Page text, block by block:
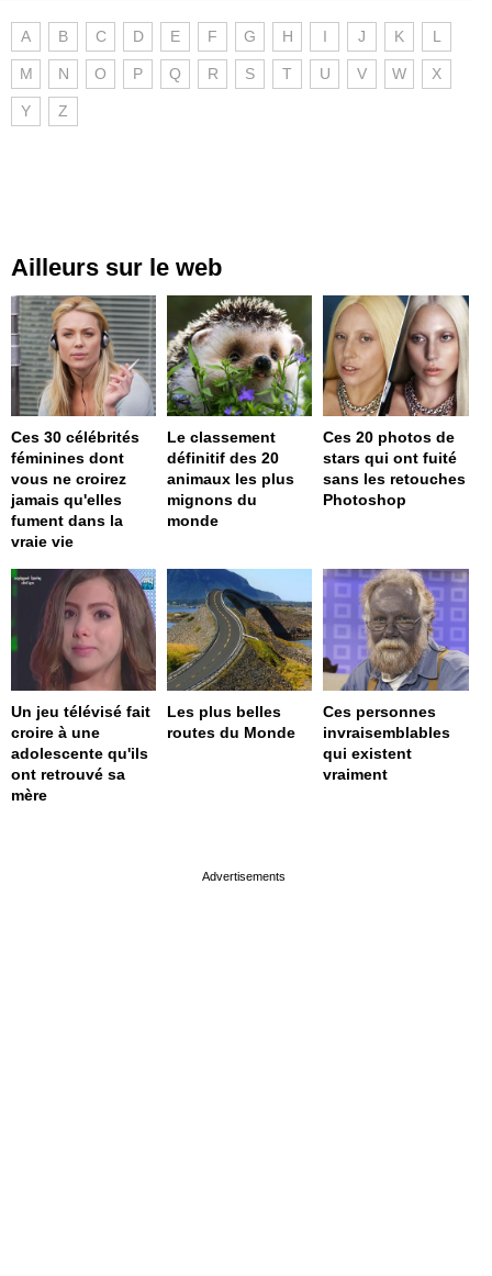
A B C D E F G H I J K L
M N O P Q R S T U V W X
Y Z
Ailleurs sur le web
Ces 30 célébrités
féminines dont
vous ne croirez
jamais qu'elles
fument dans la
vraie vie
Le classement
définitif des 20
animaux les plus
mignons du
monde
Ces 20 photos de
stars qui ont fuité
sans les retouches
Photoshop
Un jeu télévisé fait
croire à une
adolescente qu'ils
ont retrouvé sa
mère
Les plus belles
routes du Monde
Ces personnes
invraisemblables
qui existent
vraiment